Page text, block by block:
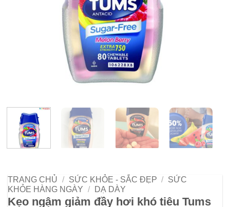
TRANG CHỦ / SỨC KHỎE - SẮC ĐẸP / SỨC
KHỎE HÀNG NGÀY / DẠ DÀY
Kẹo ngậm giảm đầy hơi khó tiêu Tums